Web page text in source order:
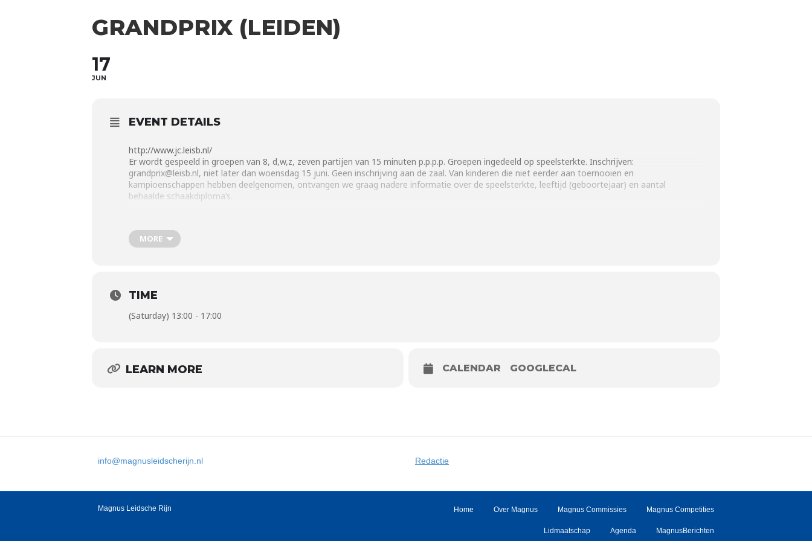
GRANDPRIX (LEIDEN)
17
JUN
EVENT DETAILS
http://www.jc.leisb.nl/
Er wordt gespeeld in groepen van 8, d,w,z, zeven partijen van 15 minuten p.p.p.p. Groepen ingedeeld op speelsterkte. Inschrijven:
grandprix@leisb.nl, niet later dan woensdag 15 juni. Geen inschrijving aan de zaal. Van kinderen die niet eerder aan toernooien en
kampioenschappen hebben deelgenomen, ontvangen we graag nadere informatie over de speelsterkte, leeftijd (geboortejaar) en aantal
behaalde schaakdiploma’s.
Speelzaal
Huis van de Buurt Op Eigen Wieken, Valkenpad 5, Leiden
MORE
TIME
(Saturday) 13:00 - 17:00
LEARN MORE CALENDAR GOOGLECAL
info@magnusleidscherijn.nl Redactie
Magnus Leidsche Rijn Home Over Magnus Magnus Commissies Magnus Competities
Lidmaatschap Agenda MagnusBerichten